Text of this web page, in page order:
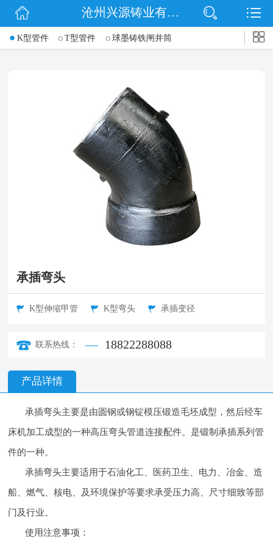
网站首页
企业文化
联系我们
沧州兴源铸业有限公司
K型管件 T型管件 球墨铸铁闸井筒
承插弯头
K型伸缩甲管 K型弯头 承插变径
联系热线： 18822288088
产品详情
承插弯头主要是由圆钢或钢锭模压锻造毛坯成型，然后经车
床机加工成型的一种高压弯头管道连接配件。是锻制承插系列管
件的一种。
承插弯头主要适用于石油化工、医药卫生、电力、冶金、造
船、燃气、核电、及环境保护等要求承受压力高、尺寸细致等部
门及行业。
使用注意事项：